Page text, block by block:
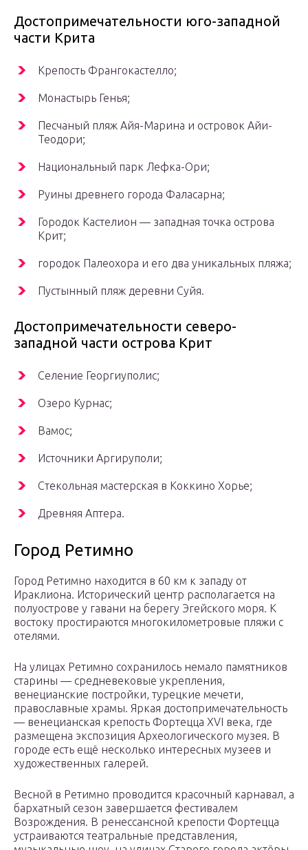
Достопримечательности юго-западной
части Крита
Крепость Франгокастелло;
Монастырь Генья;
Песчаный пляж Айя-Марина и островок Айи-
Теодори;
Национальный парк Лефка-Ори;
Руины древнего города Фаласарна;
Городок Кастелион — западная точка острова
Крит;
городок Палеохора и его два уникальных пляжа;
Пустынный пляж деревни Суйя.
Достопримечательности северо-
западной части острова Крит
Селение Георгиуполис;
Озеро Курнас;
Вамос;
Источники Аргируполи;
Стекольная мастерская в Коккино Хорье;
Древняя Аптера.
Город Ретимно
Город Ретимно находится в 60 км к западу от
Ираклиона. Исторический центр располагается на
полуострове у гавани на берегу Эгейского моря. К
востоку простираются многокилометровые пляжи с
отелями.
На улицах Ретимно сохранилось немало памятников
старины — средневековые укрепления,
венецианские постройки, турецкие мечети,
православные храмы. Яркая достопримечательность
— венецианская крепость Фортецца XVI века, где
размещена экспозиция Археологического музея. В
городе есть ещё несколько интересных музеев и
художественных галерей.
Весной в Ретимно проводится красочный карнавал, а
бархатный сезон завершается фестивалем
Возрождения. В ренессансной крепости Фортецца
устраиваются театральные представления,